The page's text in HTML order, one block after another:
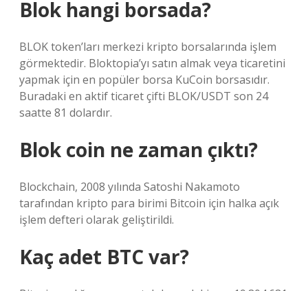
Blok hangi borsada?
BLOK token’ları merkezi kripto borsalarında işlem
görmektedir. Bloktopia’yı satın almak veya ticaretini
yapmak için en popüler borsa KuCoin borsasıdır.
Buradaki en aktif ticaret çifti BLOK/USDT son 24
saatte 81 dolardır.
Blok coin ne zaman çıktı?
Blockchain, 2008 yılında Satoshi Nakamoto
tarafından kripto para birimi Bitcoin için halka açık
işlem defteri olarak geliştirildi.
Kaç adet BTC var?